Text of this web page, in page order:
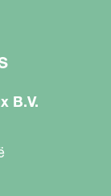
B.V.